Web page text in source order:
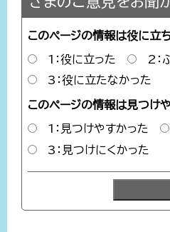
このページの情報は役に立
1：役に立った
2：
3：役に立たなかった
このページの情報は見つけ
1：見つけやすかった
3：見つけにくかった